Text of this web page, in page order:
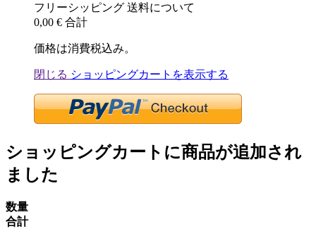
フリーシッピング 送料について
0,00 € 合計
価格は消費税込み。
閉じる ショッピングカートを表示する
ショッピングカートに商品が追加され
ました
数量
合計